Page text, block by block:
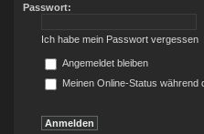
ANMELDEN
Passwort:
Ich habe mein Passwort vergessen
Angemeldet bleiben
Meinen Online-Status während